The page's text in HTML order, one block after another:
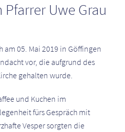
Uwe Grau
am 05. Mai 2019 in Göffingen
vor, die aufgrund des
gehalten wurde.
und Kuchen im
fürs Gespräch mit
Vesper sorgten die